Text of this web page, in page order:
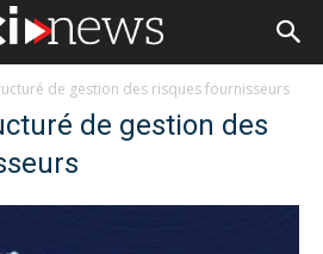
de gestion des risques fournisseurs
de gestion des